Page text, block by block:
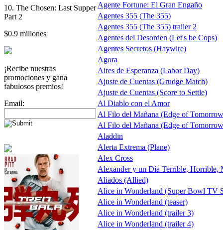
10. The Chosen: Last Supper
Part 2
$0.9 millones
¡Recibe nuestras
promociones y gana
fabulosos premios!
Email:
Agente Fortune: El Gran Engaño
Agentes 355 (The 355)
Agentes 355 (The 355) trailer 2
Agentes del Desorden (Let's be Cops)
Agentes Secretos (Haywire)
Agora
Aires de Esperanza (Labor Day)
Ajuste de Cuentas (Grudge Match)
Ajuste de Cuentas (Score to Settle)
Al Diablo con el Amor
Al Filo del Mañana (Edge of
Al Filo del Mañana (Edge of
Aladdin
Alerta Extrema (Plane)
Alex Cross
Alexander y un Día Terrible, Horrible,
Aliados (Allied)
Alice in Wonderland (Super Bowl TV
Alice in Wonderland (teaser)
Alice in Wonderland (trailer 3)
Alice in Wonderland (trailer 4)